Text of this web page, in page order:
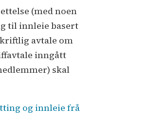
(med noen
til innleie basert
avtale om
inngått
skal
og innleie frå